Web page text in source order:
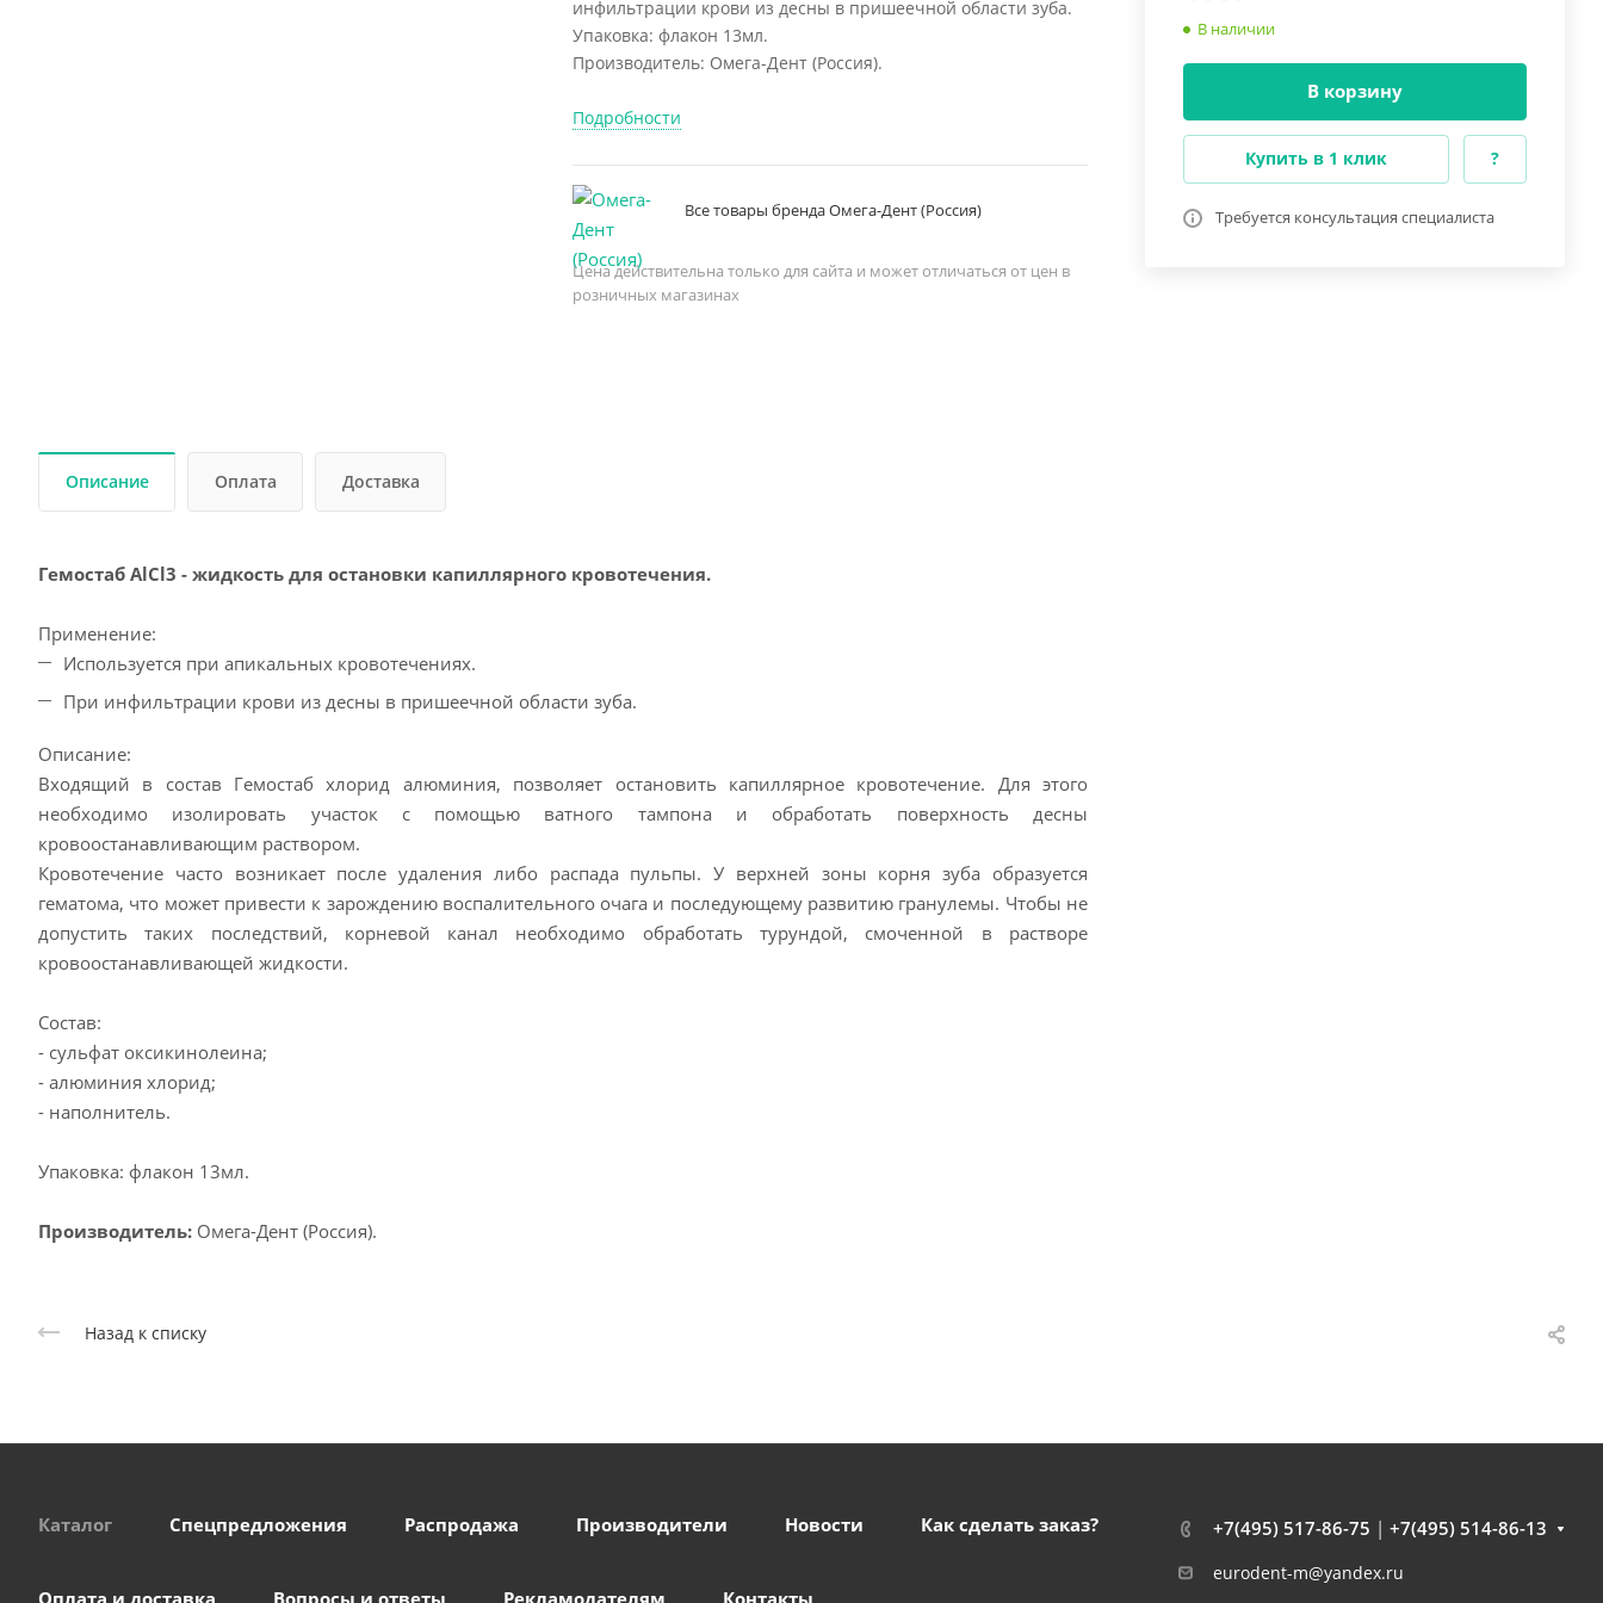
В наличии
В корзину
Купить в 1 клик ?
Требуется консультация специалиста
инфильтрации крови из десны в пришеечной области зуба.
Упаковка: флакон 13мл.
Производитель: Омега-Дент (Россия).
Подробности
Все товары бренда Омега-Дент (Россия)
Цена действительна только для сайта и может отличаться от цен в
розничных магазинах
Описание Оплата Доставка
Гемостаб АlCl3 - жидкость для остановки капиллярного кровотечения.
Применение:
Используется при апикальных кровотечениях.
При инфильтрации крови из десны в пришеечной области зуба.
Описание:
Входящий в состав Гемостаб хлорид алюминия, позволяет остановить капиллярное кровотечение. Для этого
необходимо изолировать участок с помощью ватного тампона и обработать поверхность десны
кровоостанавливающим раствором.
Кровотечение часто возникает после удаления либо распада пульпы. У верхней зоны корня зуба образуется
гематома, что может привести к зарождению воспалительного очага и последующему развитию гранулемы. Чтобы не
допустить таких последствий, корневой канал необходимо обработать турундой, смоченной в растворе
кровоостанавливающей жидкости.
Состав:
- cульфат оксикинолеина;
- алюминия хлорид;
- наполнитель.
Упаковка: флакон 13мл.
Производитель: Омега-Дент (Россия).
Назад к списку
Каталог Спецпредложения Распродажа Производители Новости Как сделать заказ?
Оплата и доставка Вопросы и ответы Рекламодателям Контакты
+7(495) 517-86-75 | +7(495) 514-86-13
eurodent-m@yandex.ru